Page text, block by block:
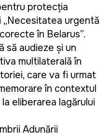
protecția
urgentă
în Belarus”.
să audieze și un
multilaterală în
care va fi urmat
în contextul
eliberarea lagărului
Adunării